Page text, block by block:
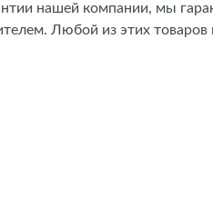
нашей компании, мы
Любой из этих